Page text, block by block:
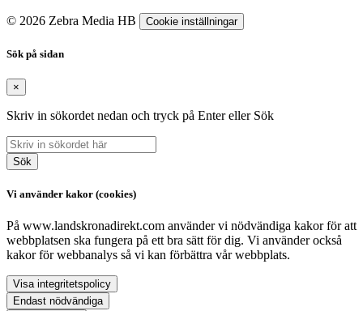
© 2026 Zebra Media HB Cookie inställningar
Sök på sidan
×
Skriv in sökordet nedan och tryck på Enter eller Sök
Sök
Vi använder kakor (cookies)
På www.landskronadirekt.com använder vi nödvändiga kakor för att
webbplatsen ska fungera på ett bra sätt för dig. Vi använder också
kakor för webbanalys så vi kan förbättra vår webbplats.
Visa integritetspolicy
Endast nödvändiga